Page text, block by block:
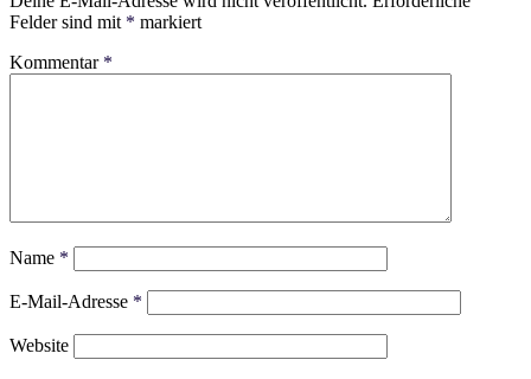
Felder sind mit * markiert
Kommentar *
Name *
E-Mail-Adresse *
Website